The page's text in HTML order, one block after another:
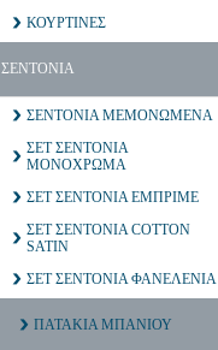
ΚΟΥΡΤΙΝΕΣ
ΣΕΝΤΟΝΙΑ
ΣΕΝΤΟΝΙΑ ΜΕΜΟΝΩΜΕΝΑ
ΣΕΤ ΣΕΝΤΟΝΙΑ
ΜΟΝΟΧΡΩΜΑ
ΣΕΤ ΣΕΝΤΟΝΙΑ ΕΜΠΡΙΜΕ
ΣΕΤ ΣΕΝΤΟΝΙΑ COTTON
SATIN
ΣΕΤ ΣΕΝΤΟΝΙΑ ΦΑΝΕΛΕΝΙΑ
ΠΑΤΑΚΙΑ ΜΠΑΝΙΟΥ